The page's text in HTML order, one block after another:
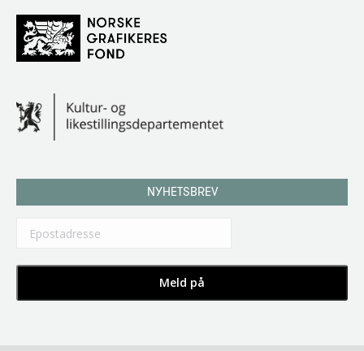
NYHETSBREV